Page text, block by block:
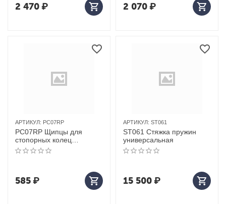
2 470₽ 2 070₽
АРТИКУЛ: PC07RP
PC07RP Щипцы для
стопорных колец
ROSSVIK 7" разжим
прямой
585₽
АРТИКУЛ: ST061
ST061 Стяжка пружин
универсальная
15 500₽